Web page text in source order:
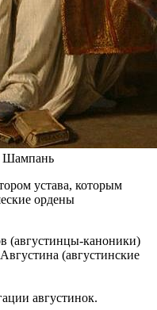
Шампань
устава, которым
ордены
(августинцы-каноники)
(августинские
августинок.